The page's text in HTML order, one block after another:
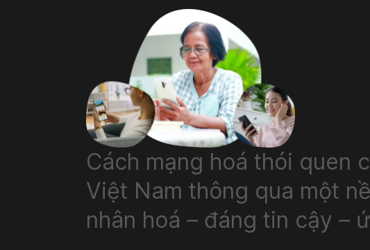
Cách mạng hoá thói quen
Việt Nam thông qua một
nhân hoá – đáng tin cậy –
Cách mạng hoá thói quen
Việt Nam thông qua một
nhân hoá – đáng tin cậy –